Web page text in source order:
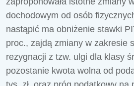
dochodowym od osób
nastąpić ma obniżenie stawki
proc., zajdą zmiany w zakresie
rezygnacji z tzw. ulgi dla klasy
pozostanie kwota wolna od